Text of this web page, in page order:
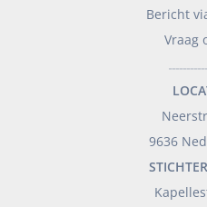
Bericht
Vraag
9636